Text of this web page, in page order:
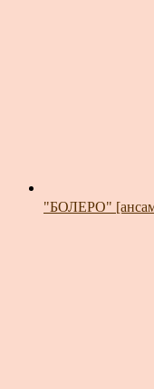
"БОЛЕРО"